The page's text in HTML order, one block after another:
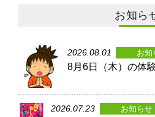
お知ら
2026.08.01 お知
8月6日（木）の体
2026.07.23 お知らせ